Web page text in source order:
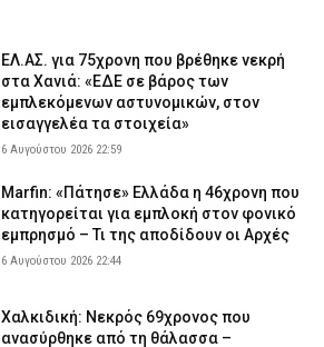
ΕΛ.ΑΣ. για 75χρονη που βρέθηκε νεκρή
στα Χανιά: «ΕΔΕ σε βάρος των
εμπλεκόμενων αστυνομικών, στον
εισαγγελέα τα στοιχεία»
6 Αυγούστου 2026 22:59
Marfin: «Πάτησε» Ελλάδα η 46χρονη που
κατηγορείται για εμπλοκή στον φονικό
εμπρησμό – Τι της αποδίδουν οι Αρχές
6 Αυγούστου 2026 22:44
Χαλκιδική: Νεκρός 69χρονος που
ανασύρθηκε από τη θάλασσα –